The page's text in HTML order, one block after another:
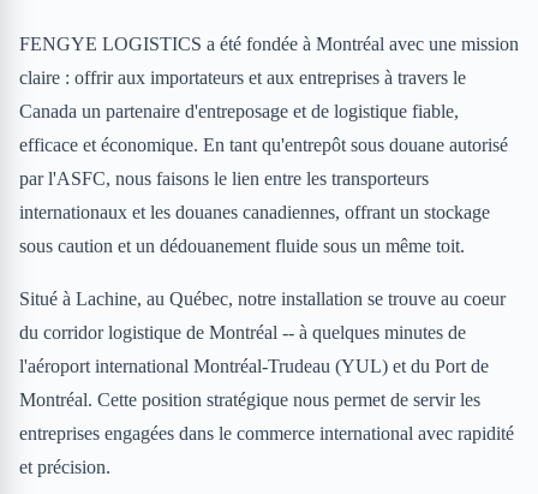
FENGYE LOGISTICS a été fondée à Montréal avec une mission
claire : offrir aux importateurs et aux entreprises à travers le
Canada un partenaire d'entreposage et de logistique fiable,
efficace et économique. En tant qu'entrepôt sous douane autorisé
par l'ASFC, nous faisons le lien entre les transporteurs
internationaux et les douanes canadiennes, offrant un stockage
sous caution et un dédouanement fluide sous un même toit.
Situé à Lachine, au Québec, notre installation se trouve au coeur
du corridor logistique de Montréal -- à quelques minutes de
l'aéroport international Montréal-Trudeau (YUL) et du Port de
Montréal. Cette position stratégique nous permet de servir les
entreprises engagées dans le commerce international avec rapidité
et précision.